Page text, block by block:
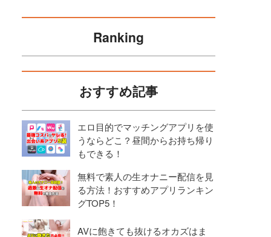
Ranking
おすすめ記事
エロ目的でマッチングアプリを使
うならどこ？昼間からお持ち帰り
もできる！
無料で素人の生オナニー配信を見
る方法！おすすめアプリランキン
グTOP5！
AVに飽きても抜けるオカズはま